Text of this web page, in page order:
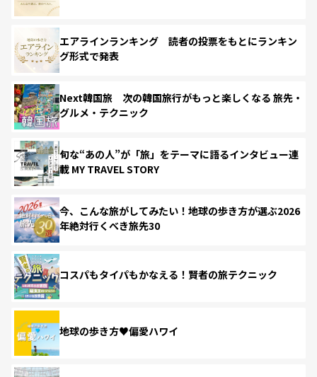
エアラインランキング 読者の投票をもとにランキン
グ形式で発表
Next韓国旅 次の韓国旅行がもっと楽しくなる 旅先・
グルメ・テクニック
旬な“あの人”が「旅」をテーマに語るインタビュー連
載 MY TRAVEL STORY
今、こんな旅がしてみたい！地球の歩き方が選ぶ2026
年絶対行くべき旅先30
コスパもタイパもかなえる！賢者の旅テクニック
地球の歩き方♥偏愛ハワイ